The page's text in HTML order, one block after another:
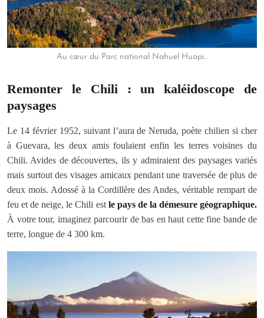
Au cœur du Parc national Nahuel Huapi…
Remonter le Chili : un kaléidoscope de
paysages
Le 14 février 1952, suivant l’aura de Neruda, poète chilien si cher
à Guevara, les deux amis foulaient enfin les terres voisines du
Chili. Avides de découvertes, ils y admiraient des paysages variés
mais surtout des visages amicaux pendant une traversée de plus de
deux mois. Adossé à la Cordillère des Andes, véritable rempart de
feu et de neige, le Chili est le pays de la démesure géographique.
À votre tour, imaginez parcourir de bas en haut cette fine bande de
terre, longue de 4 300 km.